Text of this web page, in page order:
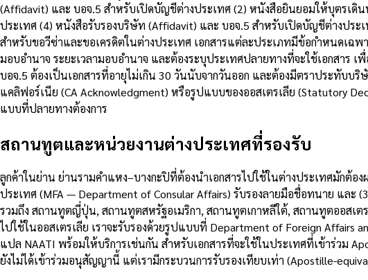
(Affidavit) และ บอจ.5 สำหรับเปิดบัญชีต่างประเทศ (2) หนังสือยินยอมให้บุตรเดิ
ประเทศ (4) หนังสือรับรองบริษัท (Affidavit) และ บอจ.5 สำหรับเปิดบัญชีต่างปร
สำหรับขอวีซ่าและขอเครดิตในต่างประเทศ เอกสารแต่ละประเภทมีข้อกำหนดเฉ
มอบอำนาจ ระยะเวลามอบอำนาจ และต้องระบุประเทศปลายทางที่จะใช้เอกสา
บอจ.5 ต้องเป็นเอกสารที่อายุไม่เกิน 30 วันนับจากวันออก และต้องมีตราประทับ
แคลิฟอร์เนีย (CA Acknowledgment) หรือรูปแบบของออสเตรเลีย (Statutory
แบบที่ปลายทางต้องการ
สถานทูตและหน่วยงานต่างประเทศที่รองรับ
ลูกค้าในย่าน ย่านรามคำแหง–บางกะปิที่ต้องนำเอกสารไปใช้ในต่างประเทศมักต้อ
ประเทศ (MFA — Department of Consular Affairs) รับรองลายมือชื่อทนาย แล
รวมถึง สถานทูตญี่ปุ่น, สถานทูตสหรัฐอเมริกา, สถานทูตเกาหลีใต้, สถานทูตออสเ
ไปใช้ในออสเตรเลีย เราจะรับรองด้วยรูปแบบที่ Department of Foreign Affairs
แปล NAATI พร้อมให้บริการเช่นกัน สำหรับเอกสารที่จะใช้ในประเทศที่เข้าร่วม
ยังไม่ได้เข้าร่วมอนุสัญญานี้ แต่เรามีกระบวนการรับรองเทียบเท่า (Apostille-